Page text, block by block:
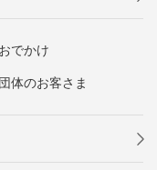
でかけ
体のお客さま